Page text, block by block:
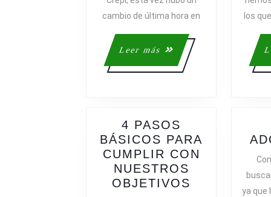
CE
cambio de última hora en
Leer más
Leer
más
los
4 PASOS
BÁSICOS PARA
CUMPLIR CON
NUESTROS
OBJETIVOS
ya que